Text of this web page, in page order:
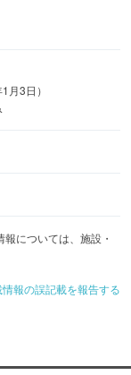
月3日）
については、施設・
報の誤記載を報告する